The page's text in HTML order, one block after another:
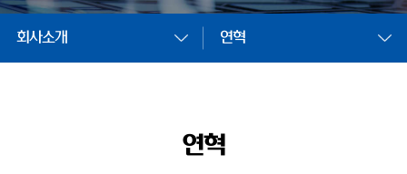
회사소개 연혁
연혁